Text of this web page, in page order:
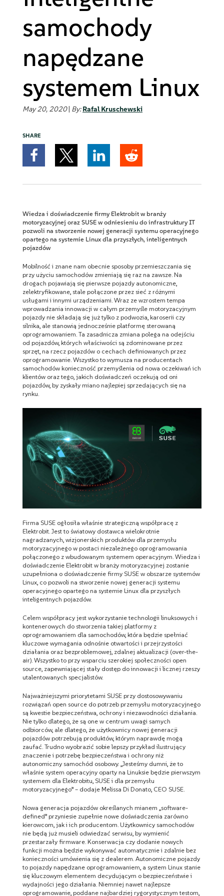
samochody
napędzane
systemem Linux
May 20, 2020| By:Rafal Kruschewski
SHARE
Wiedza i doświadczenie firmy Elektrobit w branży
motoryzacyjnej oraz SUSE w odniesieniu do infrastruktury IT
pozwoli na stworzenie nowej generacji systemu operacyjnego
opartego na systemie Linux dla przyszłych, inteligentnych
pojazdów
Mobilność i znane nam obecnie sposoby przemieszczania się
przy użyciu samochodów zmieniają się raz na zawsze. Na
drogach pojawiają się pierwsze pojazdy autonomiczne,
zelektryfikowane, stale połączone przez sieć z różnymi
usługami i innymi urządzeniami. Wraz ze wzrostem tempa
wprowadzania innowacji w całym przemyśle motoryzacyjnym
pojazdy nie składają się już tylko z podwozia, karoserii czy
silnika, ale stanowią jednocześnie platformę sterowaną
oprogramowaniem. Ta zasadnicza zmiana polega na odejściu
od pojazdów, których właściwości są zdominowane przez
sprzęt, na rzecz pojazdów o cechach definiowanych przez
oprogramowanie. Wszystko to wymusza na producentach
samochodów konieczność przemyślenia od nowa oczekiwań ich
klientów oraz tego, jakich doświadczeń oczekują od oni
pojazdów, by zyskały miano najlepiej sprzedających się na
rynku.
Firma SUSE ogłosiła właśnie strategiczną współpracę z
Elektrobit. Jest to światowy dostawca wielokrotnie
nagradzanych, wizjonerskich produktów dla przemysłu
motoryzacyjnego w postaci niezależnego oprogramowania
połączonego z wbudowanym systemem operacyjnym. Wiedza i
doświadczenie Elektrobit w branży motoryzacyjnej zostanie
uzupełniona o doświadczenie firmy SUSE w obszarze systemów
Linux, co pozwoli na stworzenie nowej generacji systemu
operacyjnego opartego na systemie Linux dla przyszłych
inteligentnych pojazdów.
Celem współpracy jest wykorzystanie technologii linuksowych i
kontenerowych do stworzenia takiej platformy z
oprogramowaniem dla samochodów, która będzie spełniać
kluczowe wymagania odnośnie otwartości i przejrzystości
działania oraz bezproblemowej, zdalnej aktualizacji (over-the-
air). Wszystko to przy wsparciu szerokiej społeczności open
source, zapewniającej stały dostęp do innowacji i licznej rzeszy
utalentowanych specjalistów.
Najważniejszymi priorytetami SUSE przy dostosowywaniu
rozwiązań open source do potrzeb przemysłu motoryzacyjnego
są kwestie bezpieczeństwa, ochrony i niezawodności działania.
Nie tylko dlatego, że są one w centrum uwagi samych
odbiorców, ale dlatego, że użytkownicy nowej generacji
pojazdów potrzebują produktów, którym naprawdę mogą
zaufać. Trudno wyobrazić sobie lepszy przykład ilustrujący
znaczenie i potrzebę bezpieczeństwa i ochrony niż
autonomiczny samochód osobowy. „Jesteśmy dumni, że to
właśnie system operacyjny oparty na Linuksie będzie pierwszym
systemem dla Elektrobitu, SUSE i dla przemysłu
motoryzacyjnego” – dodaje Melissa Di Donato, CEO SUSE.
Nowa generacja pojazdów określanych mianem „software-
defined” przyniesie zupełnie nowe doświadczenia zarówno
kierowcom, jak i ich producentom. Użytkownicy samochodów
nie będą już musieli odwiedzać serwisu, by wymienić
przestarzały firmware. Konserwacja czy dodanie nowych
funkcji można będzie wykonywać automatycznie i zdalnie bez
konieczności umówienia się z dealerem. Autonomiczne pojazdy
to pojazdy napędzane oprogramowaniem, a system Linux stanie
się kluczowym elementem decydującym o bezpieczeństwie i
wydajności jego działania. Niemniej nawet najlepsze
oprogramowanie, poddane najbardziej rygorystycznym testom,